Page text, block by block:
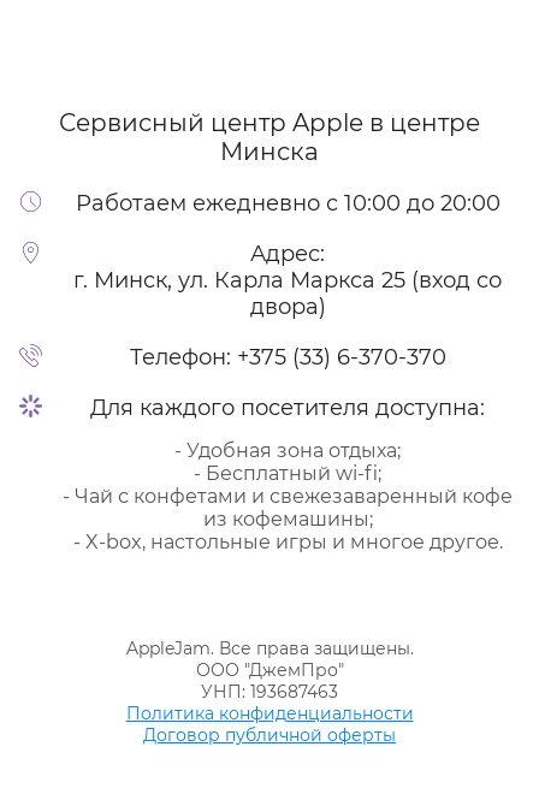
Сервисный центр Apple в центре
Минска
Работаем ежедневно с 10:00 до 20:00
Адрес:
г. Минск, ул. Карла Маркса 25 (вход со
двора)
Телефон: +375 (33) 6-370-370
Для каждого посетителя доступна:
- Удобная зона отдыха;
- Бесплатный wi-fi;
- Чай с конфетами и свежезаваренный кофе
из кофемашины;
- X-box, настольные игры и многое другое.
AppleJam. Все права защищены.
ООО "ДжемПро"
УНП: 193687463
Политика конфиденциальности
Договор публичной оферты